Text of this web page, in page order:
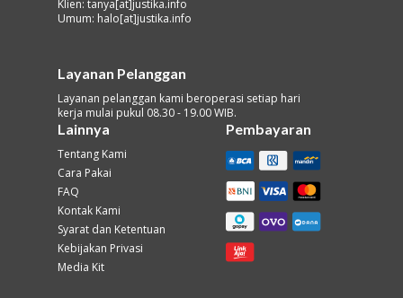
Klien: tanya[at]justika.info
Umum: halo[at]justika.info
Layanan Pelanggan
Layanan pelanggan kami beroperasi setiap hari
kerja mulai pukul 08.30 - 19.00 WIB.
Lainnya
Tentang Kami
Cara Pakai
FAQ
Kontak Kami
Syarat dan Ketentuan
Kebijakan Privasi
Media Kit
Pembayaran